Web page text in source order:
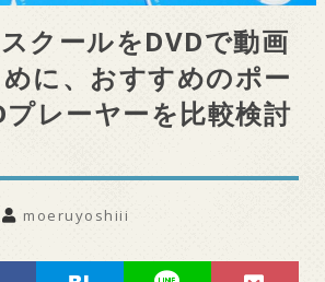
クールをDVDで動画
に、おすすめのポー
レーヤーを比較検討
moeruyoshiii